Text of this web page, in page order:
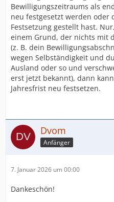
Bewilligungszeitraums als
neu festgesetzt werden oder
Festsetzung gestellt hast.
einem Grund, der nichts mit
(z. B. dein
wegen Selbständigkeit und
Ausland oder so und
erst jetzt bekannt), dann
Jahresfrist neu festsetzen.
Dvom
Anfänger
7. Januar 2026 um 00:00
Dankeschön!